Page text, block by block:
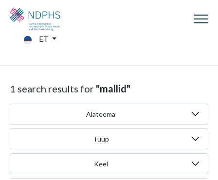
ET
1 search results for "mallid"
Alateema
Tüüp
Keel